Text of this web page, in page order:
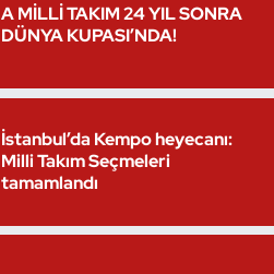
A MİLLİ TAKIM 24 YIL SONRA
DÜNYA KUPASI’NDA!
İstanbul’da Kempo heyecanı:
Milli Takım Seçmeleri
tamamlandı